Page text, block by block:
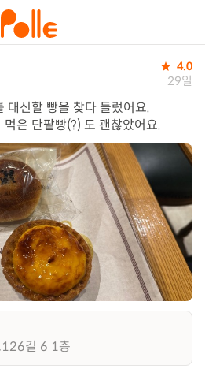
4.0
29일
대신할 빵을 찾다 들렀어요.
은 단팥빵(?) 도 괜찮았어요.
126길 6 1층